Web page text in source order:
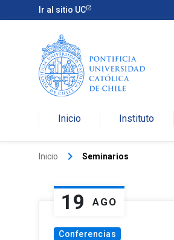
Ir al sitio UC
Inicio Instituto
Inicio keyboard_arrow_right Seminarios
19 AGO
Conferencias